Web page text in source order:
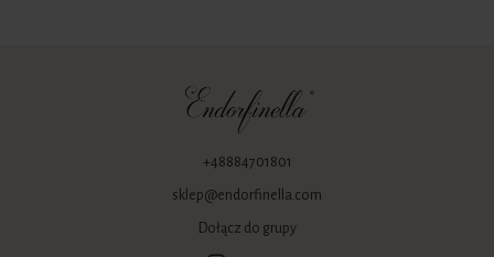
+48884701801
sklep@endorfinella.com
Dołącz do grupy